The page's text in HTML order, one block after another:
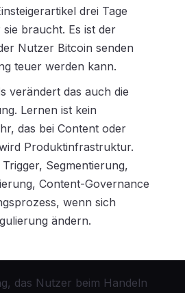
drei Tage
braucht. Es ist der
Nutzer Bitcoin senden
teuer werden kann.
verändert das auch die
Lernen ist kein
das bei Content oder
Produktinfrastruktur.
Segmentierung,
Content-Governance
wenn sich
ändern.
das Nutzer beim Handeln